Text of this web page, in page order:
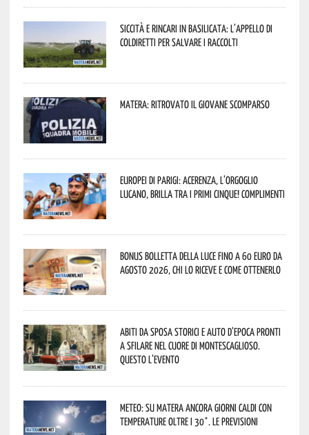
Siccità e rincari in Basilicata: l’appello di
Coldiretti per salvare i raccolti
Matera: ritrovato il giovane scomparso
Europei di Parigi: Acerenza, l’orgoglio
lucano, brilla tra i primi cinque! Complimenti
Bonus bolletta della luce fino a 60 euro da
agosto 2026, chi lo riceve e come ottenerlo
Abiti da sposa storici e auto d’epoca pronti
a sfilare nel cuore di Montescaglioso.
Questo l’evento
Meteo: su Matera ancora giorni caldi con
temperature oltre i 30°. Le previsioni